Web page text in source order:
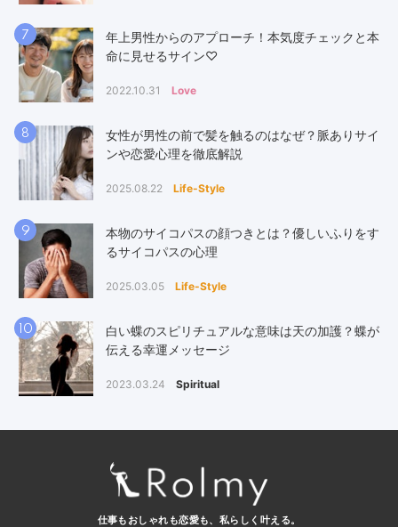
7
年上男性からのアプローチ！本気度チェックと本
命に見せるサイン♡
2022.10.31 Love
8
女性が男性の前で髪を触るのはなぜ？脈ありサイ
ンや恋愛心理を徹底解説
2025.08.22 Life-Style
9
本物のサイコパスの顔つきとは？優しいふりをす
るサイコパスの心理
2025.03.05 Life-Style
10
白い蝶のスピリチュアルな意味は天の加護？蝶が
伝える幸運メッセージ
2023.03.24 Spiritual
仕事もおしゃれも恋愛も、 私らしく叶える。